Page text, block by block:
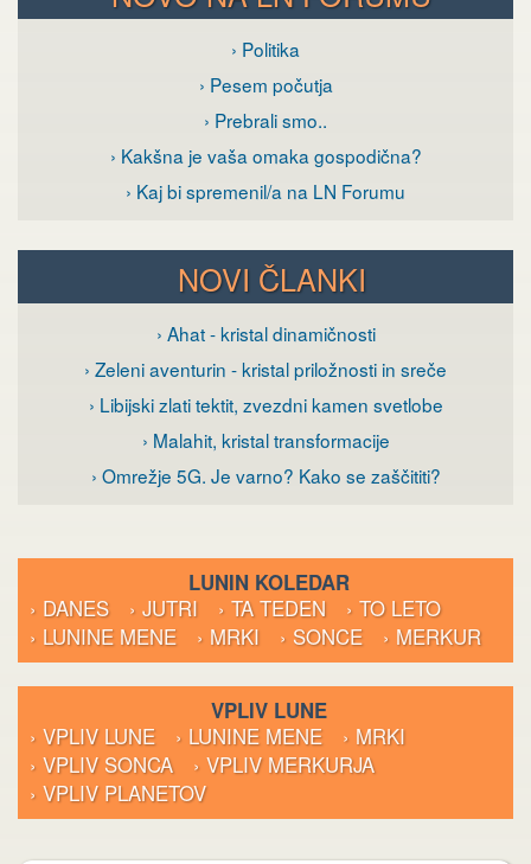
› Politika
› Pesem počutja
› Prebrali smo..
› Kakšna je vaša omaka gospodična?
› Kaj bi spremenil/a na LN Forumu
NOVI ČLANKI
› Ahat - kristal dinamičnosti
› Zeleni aventurin - kristal priložnosti in sreče
› Libijski zlati tektit, zvezdni kamen svetlobe
› Malahit, kristal transformacije
› Omrežje 5G. Je varno? Kako se zaščititi?
LUNIN KOLEDAR
› DANES
› JUTRI › TA TEDEN
› TO LETO
› LUNINE MENE
› MRKI › SONCE › MERKUR
VPLIV LUNE
› VPLIV LUNE
› LUNINE MENE
› MRKI
› VPLIV SONCA
› VPLIV MERKURJA
› VPLIV PLANETOV